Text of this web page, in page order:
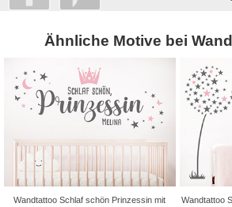
Ähnliche Motive bei
Wandtattoo Schlaf schön Prinzessin mit
Wandtattoo